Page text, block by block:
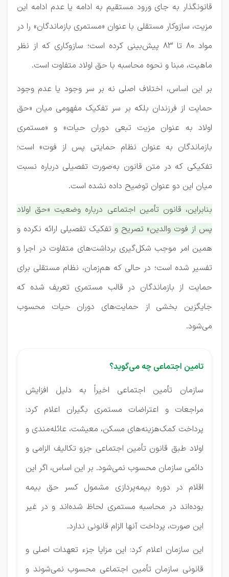
قانونگذار به جای ورود مستقیم به ادامه یا عدم ادامه این
مزیت، سازوکار مستقلی با عنوان «مستمری بازماندگان» را در
مواد ۸۰ تا ۸۳ پیش‌بینی کرده است؛ سازوکاری که از نظر
ماهیت، مبنا و نحوه محاسبه با حق اولاد متفاوت است.
بر این اساس، اختلاف اصلی نه بر سر وجود یا عدم وجود
حمایت از فرزندان بلکه بر سر تفکیک مفهومی میان «حق
اولاد به عنوان مزیت تبعی دوران حیات» و «مستمری
بازماندگان به عنوان نظام حمایتی پس از فوت» است؛
تفکیکی که در متن قانون به‌صورت تفصیلی درباره نسبت
میان این دو عنوان توضیح داده نشده است.
بنابراین، قانون تأمین اجتماعی درباره وضعیت «حق اولاد
پس از فوت والدین» تصریح و تفکیک تفصیلی ارائه نکرده و
همین امر موجب شکل‌گیری برداشت‌های متفاوت در اجرا و
تفسیر شده است؛ در حالی که هم‌زمان، نظام مستقلی برای
حمایت از بازماندگان در قالب مستمری تعریف شده که
جایگزین بخشی از حمایت‌های دوران حیات محسوب
می‌شود.
تامین اجتماعی چه می‌گوید؟
سازمان تأمین اجتماعی اخیراً به دلیل افزایش
مراجعات و اعتراضات مستمری بگیران اعلام کرد:
پرداخت کمک‌هزینه‌های مسکن، معیشت، عائله‌مندی و
اولاد طبق قانون تأمین اجتماعی جزو تکالیف الزامی و
دائمی سازمان محسوب نمی‌شود. بر این اساس، اگر این
اقلام در دوره بیمه‌پردازی مشمول کسر حق بیمه
بوده‌اند در محاسبه مستمری لحاظ شده‌اند و در غیر
این صورت، پرداخت آنها الزام قانونی ندارد.
این سازمان اعلام کرد: این مزایا جزء تعهدات اصلی و
قانونی سازمان تأمین اجتماعی محسوب نمی‌شوند و